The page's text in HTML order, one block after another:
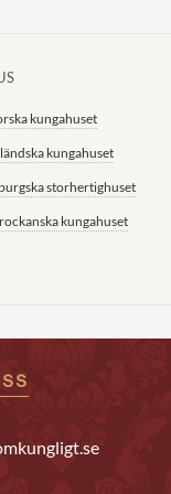
kungahuset
kungahuset
storhertighuset
kungahuset